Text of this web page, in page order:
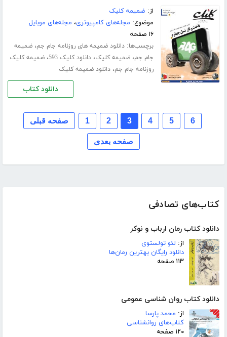
کتاب‌های تصادفی
دانلود کتاب رمان ارباب و نوکر
از: لئو تولستوی
دانلود رایگان بهترین رمان‌ها
۱۱۳ صفحه
دانلود کتاب روان شناسی عمومی
از: محمد پارسا
کتاب‌های روانشناسی
۱۲۰ صفحه
از: ضمیمه کلیک
موضوع: مجله‌های کامپیوتری، مجله‌های موبایل
۱۶ صفحه
برچسب‌ها:دانلود ضمیمه های روزنامه جام جم،ضمیمه
جام جم،ضمیمه کلیک،دانلود کلیک 593 ،ضمیمه کلیک
روزنامه جام جم،دانلود ضمیمه کلیک
دانلود کتاب
صفحه قبلی 1 2 3 4 5 6
صفحه بعدی